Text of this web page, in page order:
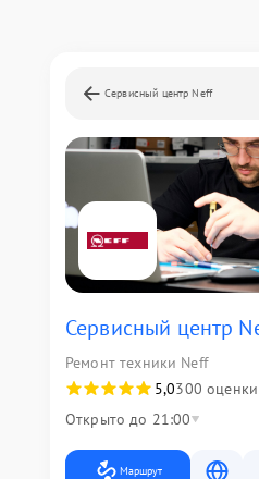
Сервисный центр Neff
Сервисный центр
Ремонт техники Neff
5,0300 оценки
Открыто до 21:00
Маршрут